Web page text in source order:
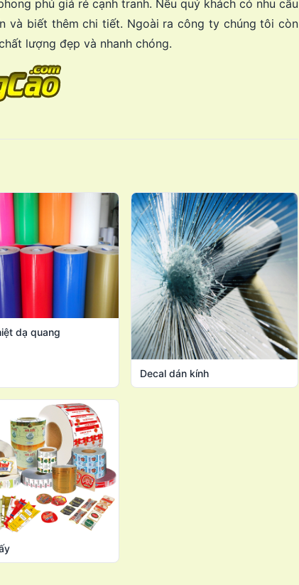
phú giá rẻ cạnh tranh. Nếu quý khách có nhu cầu
và biết thêm chi tiết. Ngoài ra công ty chúng tôi còn
lượng đẹp và nhanh chóng.
dạ quang
Decal dán kính